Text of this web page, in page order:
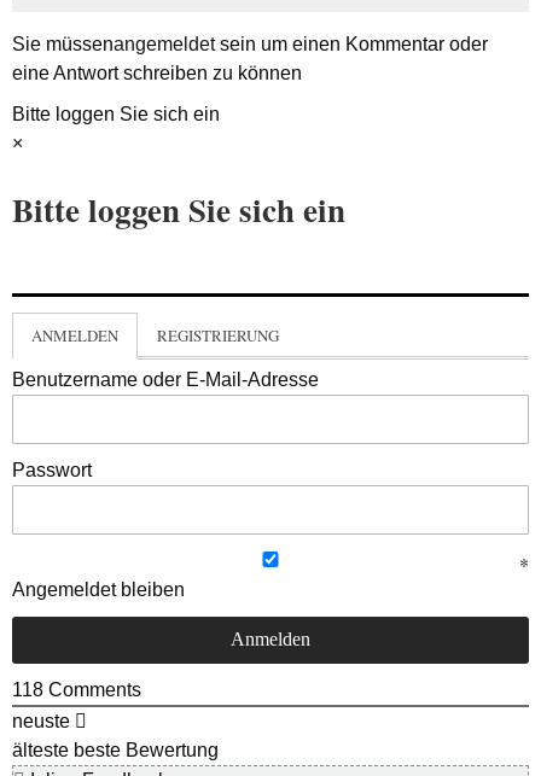
Sie müssenangemeldetsein um einen Kommentar oder
eine Antwort schreiben zu können
Bitte loggen Sie sich ein
×
Bitte loggen Sie sich ein
ANMELDEN REGISTRIERUNG
Benutzername oder E-Mail-Adresse
Passwort
Angemeldet bleiben
118 Comments
neuste
älteste beste Bewertung